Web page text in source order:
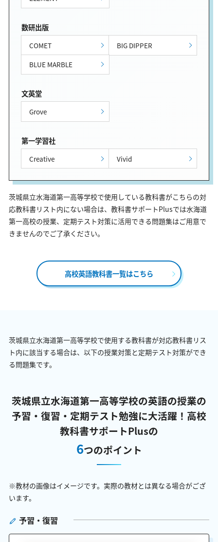
数研出版
COMET
BIG DIPPER
BLUE MARBLE
文英堂
Grove
第一学習社
Creative Vivid
茨城県立水海道第一高等学校で使用している教科書がこちらの対
応教科書リスト内にない場合は、教科書サポートPlusでは水海道
第一高校の授業、定期テスト対策に活用できる問題集はご用意で
きませんのでご了承ください。
高校英語教科書一覧はこちら
茨城県立水海道第一高等学校で使用する教科書が対応教科書リス
ト内に該当する場合は、以下の授業対策と定期テスト対策ができ
る問題集です。
茨城県立水海道第一高等学校の英語の授業の
予習・復習・定期テスト勉強に大活躍！ 高校
教科書サポートPlusの
6つのポイント
※教材の画像はイメージです。実際の教材とは異なる場合がござ
います。
予習・復習